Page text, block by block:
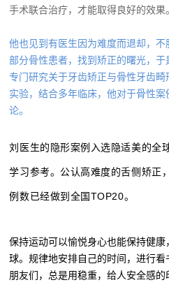
手术联合治疗，才能取得良好的效果
他也见到有医生因为难度而退却，
部分骨性患者，找到矫正的曙光，于
专门研究关于牙齿矫正与骨性牙齿畸
实验，结合多年临床，他对于骨性
论。
刘医生的隐形案例入选隐适美的全
学习参考。 公认高难度的舌侧矫正
例数已经做到全国TOP20。
保持运动可以愉悦身心也能保持健
球。规律地安排自己的时间，进行看
朋友们，总是用稳重，给人安全感的